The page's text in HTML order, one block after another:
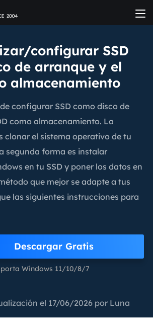
configurar SSD
de arranque y el
almacenamiento
configurar SSD como disco de
como almacenamiento. La
clonar el sistema operativo de tu
segunda forma es instalar
en tu SSD y poner los datos en
que mejor se adapte a tus
las siguientes instrucciones para
Descargar Gratis
Windows 11/10/8/7
el 17/06/2026 por Luna